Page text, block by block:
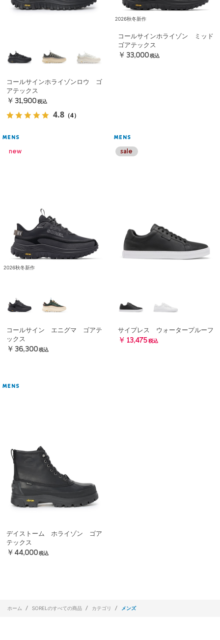
コールサインホライゾンロウ ゴ
アテックス
￥31,900 税込
4.8 （4）
2026秋冬新作
コールサインホライゾン ミッド
ゴアテックス
￥33,000 税込
MENS
2026秋冬新作
コールサイン エニグマ ゴアテ
ックス
￥36,300 税込
MENS
サイプレス ウォータープルーフ
￥13,475 税込
MENS
デイストーム ホライゾン ゴア
テックス
￥44,000 税込
ホーム SORELのすべての商品 カテゴリ メンズ